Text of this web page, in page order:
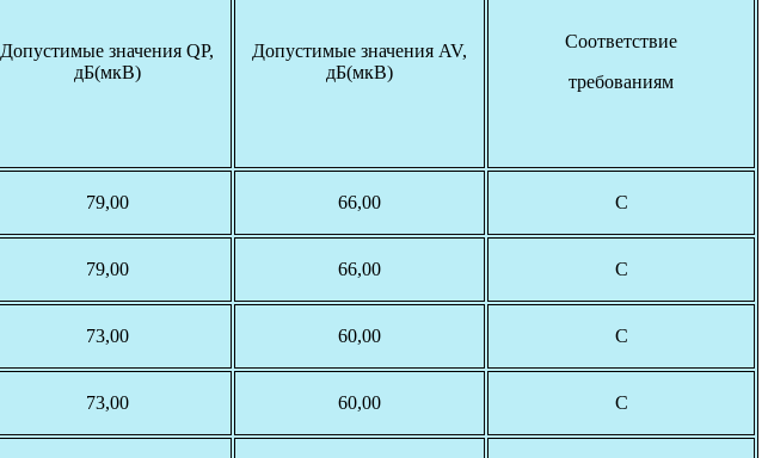
Допустимые значения QP,
дБ(мкВ)
Допустимые значения AV,
дБ(мкВ)
Соответствие
требованиям
79,00 66,00 С
79,00 66,00 С
73,00 60,00 С
73,00 60,00 С